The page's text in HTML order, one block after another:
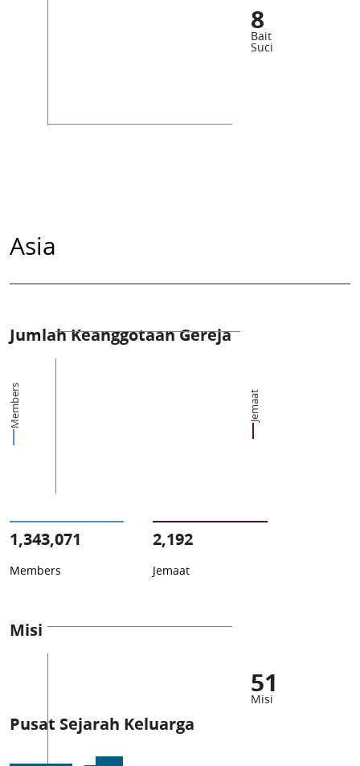
8
Bait
Suci
Asia
Jumlah Keanggotaan Gereja
Members Jemaat
1,343,071
Members
2,192
Jemaat
Misi
51
Misi
Pusat Sejarah Keluarga